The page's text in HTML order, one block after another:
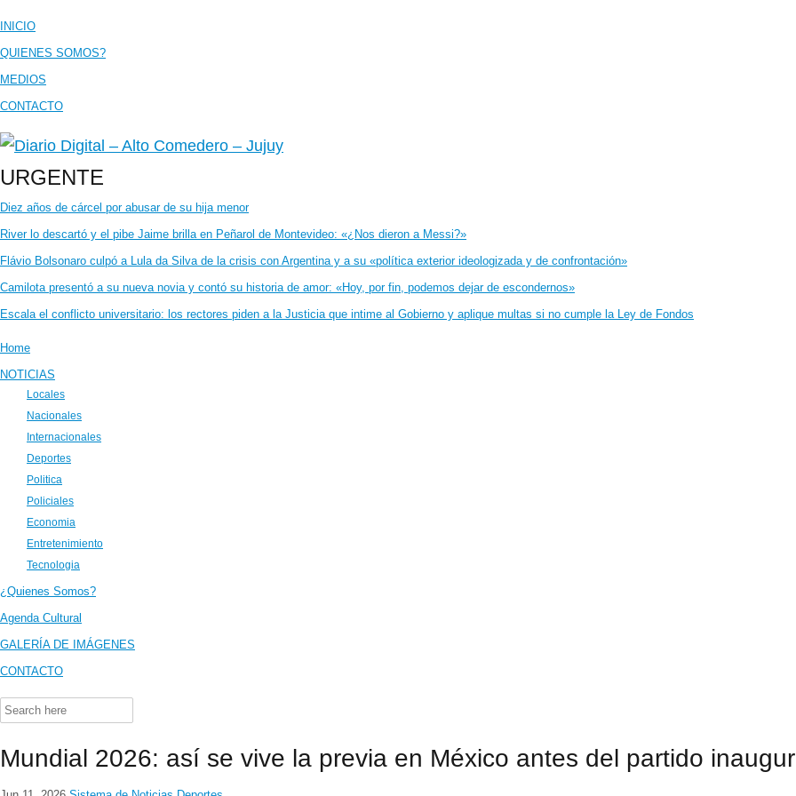
INICIO
QUIENES SOMOS?
MEDIOS
CONTACTO
URGENTE
Diez años de cárcel por abusar de su hija menor
River lo descartó y el pibe Jaime brilla en Peñarol de Montevideo: «¿Nos dieron a Messi?»
Flávio Bolsonaro culpó a Lula da Silva de la crisis con Argentina y a su «política exterior ideologizada y de confrontación»
Camilota presentó a su nueva novia y contó su historia de amor: «Hoy, por fin, podemos dejar de escondernos»
Escala el conflicto universitario: los rectores piden a la Justicia que intime al Gobierno y aplique multas si no cumple la Ley de Fondos
Home
NOTICIAS
Locales
Nacionales
Internacionales
Deportes
Politica
Policiales
Economia
Entretenimiento
Tecnologia
¿Quienes Somos?
Agenda Cultural
GALERÍA DE IMÁGENES
CONTACTO
Search
for:
Mundial 2026: así se vive la previa en México antes del partido